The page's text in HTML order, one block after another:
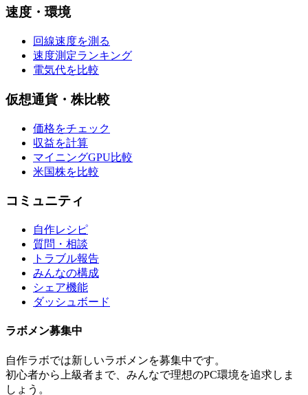
速度・環境
回線速度を測る
速度測定ランキング
電気代を比較
仮想通貨・株比較
価格をチェック
収益を計算
マイニングGPU比較
米国株を比較
コミュニティ
自作レシピ
質問・相談
トラブル報告
みんなの構成
シェア機能
ダッシュボード
ラボメン募集中
自作ラボでは新しいラボメンを募集中です。
初心者から上級者まで、みんなで理想のPC環境を追求しま
しょう。